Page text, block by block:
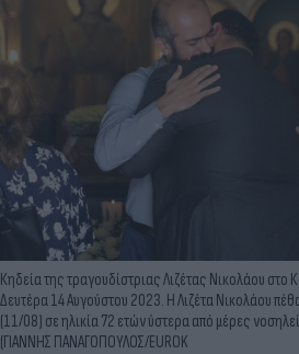
Κηδεία της τραγουδίστριας Λιζέτας Νικολάου
Δευτέρα 14 Αυγούστου 2023. Η Λιζέτα Νικολάου
(11/08) σε ηλικία 72 ετών ύστερα από μέρες
(ΓΙΑΝΝΗΣ ΠΑΝΑΓΟΠΟΥΛΟΣ/EUROK